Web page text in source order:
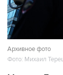
Архивное фото
Фото: Михаил